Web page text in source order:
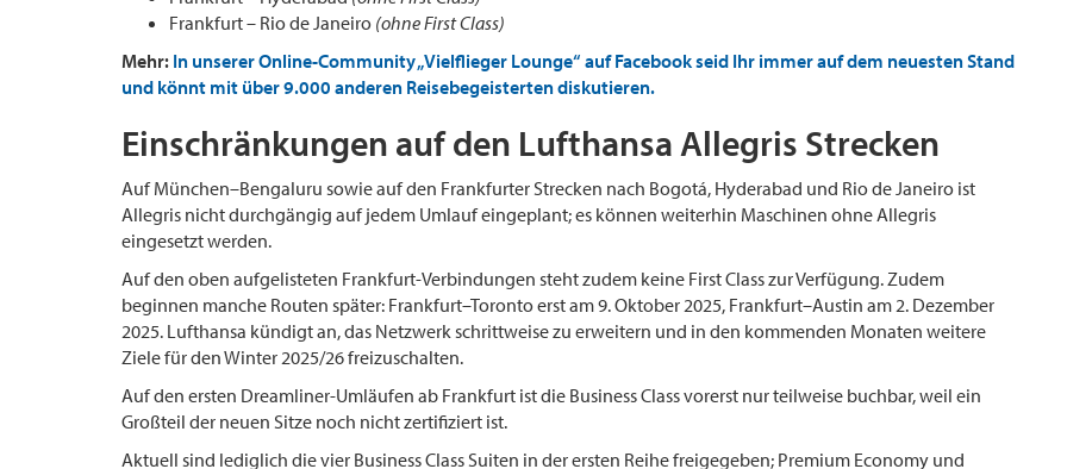
Frankfurt – Rio de Janeiro (ohne First Class)
Mehr: In unserer Online-Community „Vielflieger Lounge“ auf Facebook seid Ihr immer auf dem neuesten Stand
und könnt mit über 9.000 anderen Reisebegeisterten diskutieren.
Einschränkungen auf den Lufthansa Allegris Strecken
Auf München–Bengaluru sowie auf den Frankfurter Strecken nach Bogotá, Hyderabad und Rio de Janeiro ist
Allegris nicht durchgängig auf jedem Umlauf eingeplant; es können weiterhin Maschinen ohne Allegris
eingesetzt werden.
Auf den oben aufgelisteten Frankfurt-Verbindungen steht zudem keine First Class zur Verfügung. Zudem
beginnen manche Routen später: Frankfurt–Toronto erst am 9. Oktober 2025, Frankfurt–Austin am 2. Dezember
2025. Lufthansa kündigt an, das Netzwerk schrittweise zu erweitern und in den kommenden Monaten weitere
Ziele für den Winter 2025/26 freizuschalten.
Auf den ersten Dreamliner-Umläufen ab Frankfurt ist die Business Class vorerst nur teilweise buchbar, weil ein
Großteil der neuen Sitze noch nicht zertifiziert ist.
Aktuell sind lediglich die vier Business Class Suiten in der ersten Reihe freigegeben; Premium Economy und